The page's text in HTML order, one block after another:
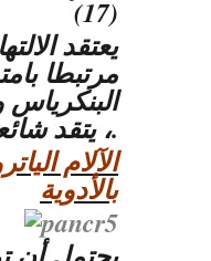
(17)
يعتقد
مرتبطا
البنكرياس
، يتقد شائعا نسبيا.
الآلام
بالأدوية